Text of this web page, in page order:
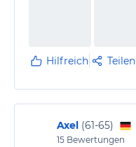
Hilfreich Teilen
Axel (61-65)
15 Bewertungen